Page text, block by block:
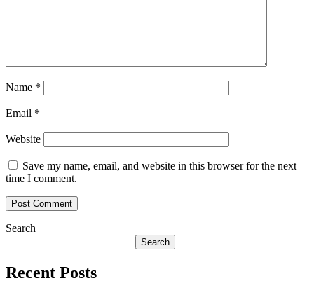
Name *
Email *
Website
Save my name, email, and website in this browser for the next
time I comment.
Search
Search
Recent Posts